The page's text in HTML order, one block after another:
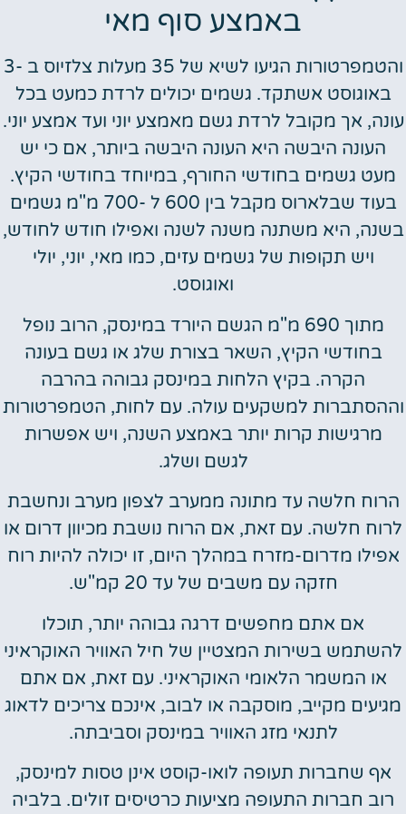
באמצע סוף מאי
והטמפרטורות הגיעו לשיא של 35 מעלות צלזיוס ב -3
באוגוסט אשתקד. גשמים יכולים לרדת כמעט בכל
עונה, אך מקובל לרדת גשם מאמצע יוני ועד אמצע יוני.
העונה היבשה היא העונה היבשה ביותר, אם כי יש
מעט גשמים בחודשי החורף, במיוחד בחודשי הקיץ.
בעוד שבלארוס מקבל בין 600 ל -700 מ"מ גשמים
בשנה, היא משתנה משנה לשנה ואפילו חודש לחודש,
ויש תקופות של גשמים עזים, כמו מאי, יוני, יולי
ואוגוסט.
מתוך 690 מ"מ הגשם היורד במינסק, הרוב נופל
בחודשי הקיץ, השאר בצורת שלג או גשם בעונה
הקרה. בקיץ הלחות במינסק גבוהה בהרבה
וההסתברות למשקעים עולה. עם לחות, הטמפרטורות
מרגישות קרות יותר באמצע השנה, ויש אפשרות
לגשם ושלג.
הרוח חלשה עד מתונה ממערב לצפון מערב ונחשבת
לרוח חלשה. עם זאת, אם הרוח נושבת מכיוון דרום או
אפילו מדרום-מזרח במהלך היום, זו יכולה להיות רוח
חזקה עם משבים של עד 20 קמ"ש.
אם אתם מחפשים דרגה גבוהה יותר, תוכלו
להשתמש בשירות המצטיין של חיל האוויר האוקראיני
או המשמר הלאומי האוקראיני. עם זאת, אם אתם
מגיעים מקייב, מוסקבה או לבוב, אינכם צריכים לדאוג
לתנאי מזג האוויר במינסק וסביבתה.
אף שחברות תעופה לואו-קוסט אינן טסות למינסק,
רוב חברות התעופה מציעות כרטיסים זולים. בלביה